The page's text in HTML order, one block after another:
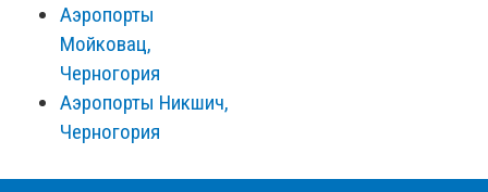
Аэропорты
Мойковац,
Черногория
Аэропорты Никшич,
Черногория